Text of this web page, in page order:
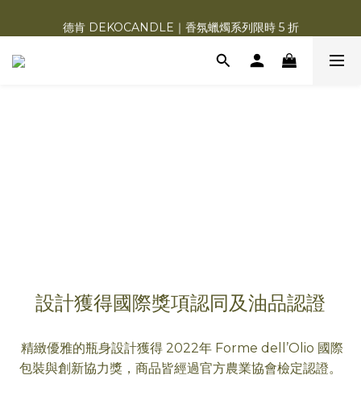
守護家人日日吃好油｜養身橄欖油特惠方案！
設計獲得國際獎項認同及油品認證
精緻優雅的瓶身設計獲得 2022年 Forme dell’Olio 國際
包裝與創新協力獎，商品皆經過官方農業協會檢定認證。